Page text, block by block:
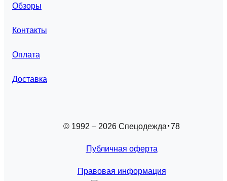
Обзоры
Контакты
Оплата
Доставка
© 1992 – 2026 Спецодежда 78
Публичная оферта
Правовая информация